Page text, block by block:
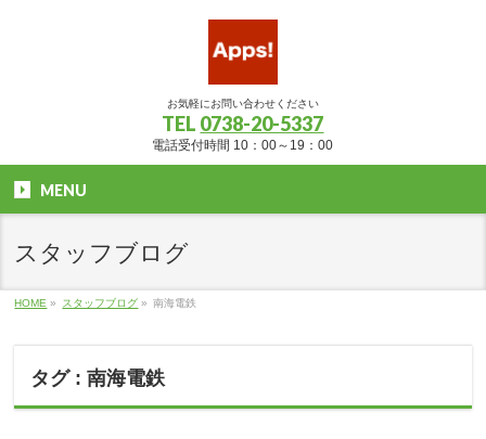
お気軽にお問い合わせください
TEL 0738-20-5337
電話受付時間 10：00～19：00
MENU
スタッフブログ
HOME » スタッフブログ » 南海電鉄
タグ : 南海電鉄